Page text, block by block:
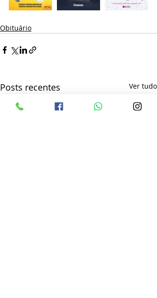
Obituário
Posts recentes Ver tudo